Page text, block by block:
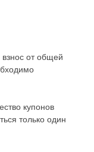
от общей
купонов
только один